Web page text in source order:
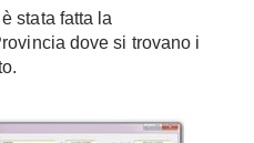
Teleriscaldamento
Detergenti
stata fatta la
dove si trovano i